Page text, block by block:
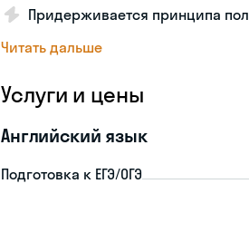
Придерживается принципа
Читать дальше
Услуги и цены
Английский язык
Подготовка к ЕГЭ/ОГЭ